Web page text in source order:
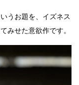
うお題を、イズネス
みせた意欲作です。